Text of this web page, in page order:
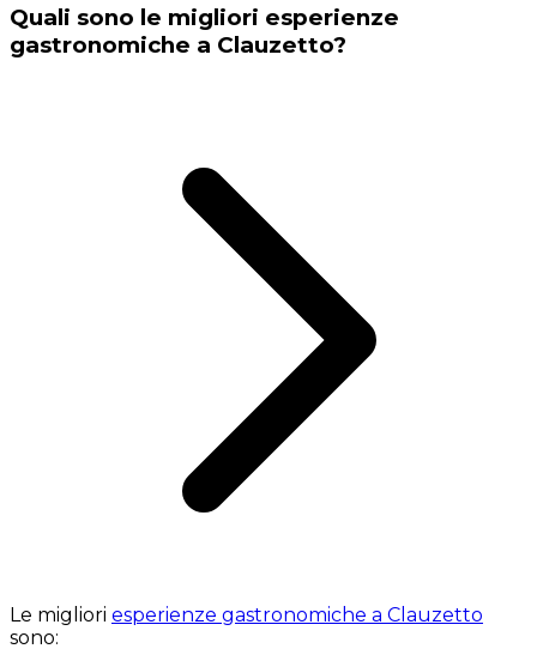
Quali sono le migliori esperienze
gastronomiche a Clauzetto?
Le migliori esperienze gastronomiche a Clauzetto
sono: